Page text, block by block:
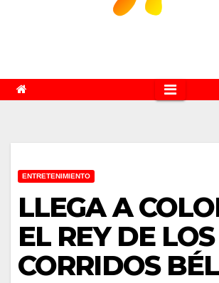
ENTRETENIMIENTO
LLEGA A
EL REY DE LOS
CORRIDOS